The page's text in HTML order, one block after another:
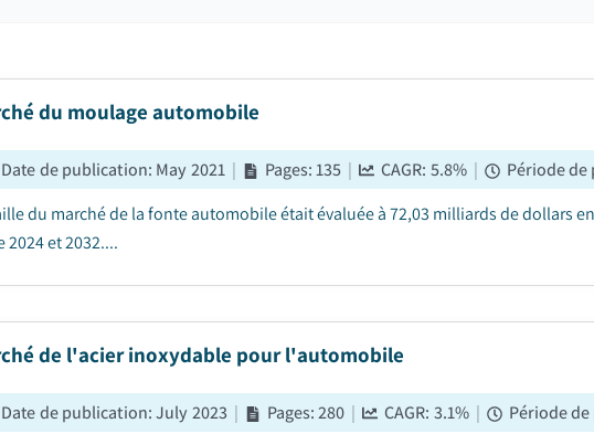
du moulage automobile
Date de publication: May 2021 | Pages:135 | CAGR: 5.8% | Période
du marché de la fonte automobile était évaluée à 72,03 milliards de dollars
2024 et 2032....
de l'acier inoxydable pour l'automobile
Date de publication:July 2023 | Pages:280 | CAGR: 3.1% | Période